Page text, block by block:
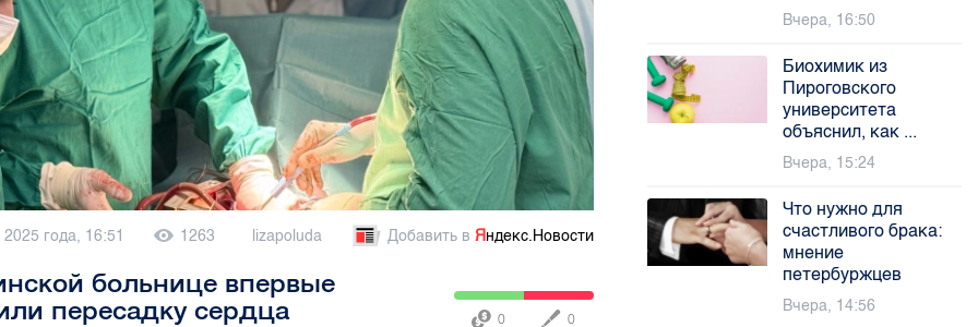
года, 16:51 1263 lizapoluda Добавить в Яндекс.Новости
больнице впервые
пересадку сердца
0 0
Вчера, 16:50
Биохимик из
Пироговского
университета
объяснил, как ...
Вчера, 15:24
Что нужно для
счастливого брака:
мнение
петербуржцев
Вчера, 14:56